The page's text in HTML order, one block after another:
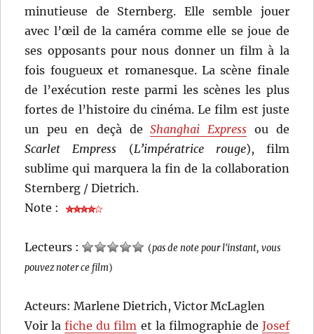
minutieuse de Sternberg. Elle semble jouer
avec l’œil de la caméra comme elle se joue de
ses opposants pour nous donner un film à la
fois fougueux et romanesque. La scène finale
de l’exécution reste parmi les scènes les plus
fortes de l’histoire du cinéma. Le film est juste
un peu en deçà deShanghai Express ou de
Scarlet Empress (L’impératrice rouge), film
sublime qui marquera la fin de la collaboration
Sternberg / Dietrich.
Note :
Lecteurs : (pas de note pour l'instant, vous
pouvez noter ce film)
Acteurs: Marlene Dietrich, Victor McLaglen
Voir lafiche du film et la filmographie de Josef